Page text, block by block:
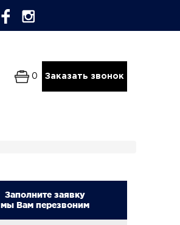
0 Заказать звонок
Заполните заявку
мы Вам перезвоним